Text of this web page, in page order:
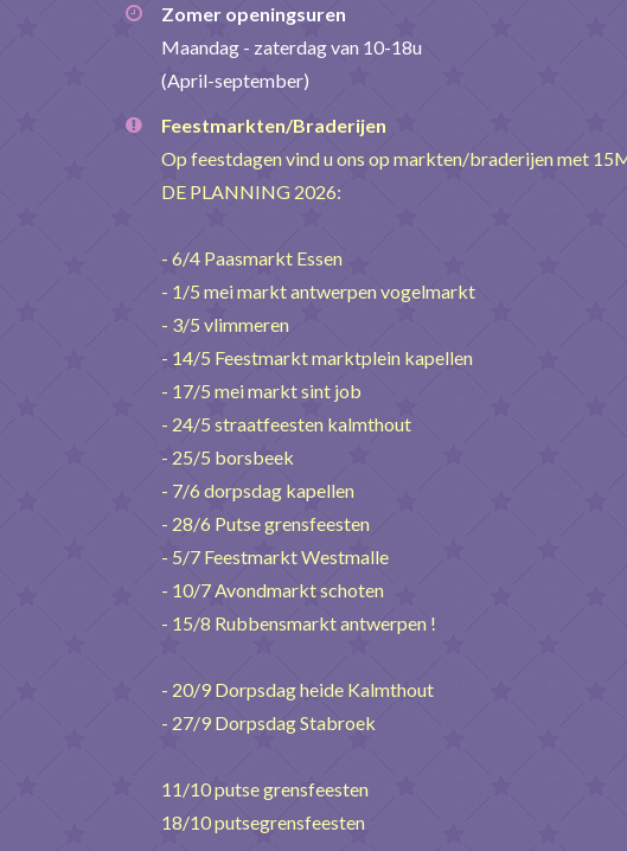
Zomer openingsuren
Maandag - zaterdag van 10-18u
(April-september)
Feestmarkten/Braderijen
Op feestdagen vind u ons op markten/braderijen met
DE PLANNING 2026:
- 6/4 Paasmarkt Essen
- 1/5 mei markt antwerpen vogelmarkt
- 3/5 vlimmeren
- 14/5 Feestmarkt marktplein kapellen
- 17/5 mei markt sint job
- 24/5 straatfeesten kalmthout
- 25/5 borsbeek
- 7/6 dorpsdag kapellen
- 28/6 Putse grensfeesten
- 5/7 Feestmarkt Westmalle
- 10/7 Avondmarkt schoten
- 15/8 Rubbensmarkt antwerpen !
- 20/9 Dorpsdag heide Kalmthout
- 27/9 Dorpsdag Stabroek
11/10 putse grensfeesten
18/10 putsegrensfeesten